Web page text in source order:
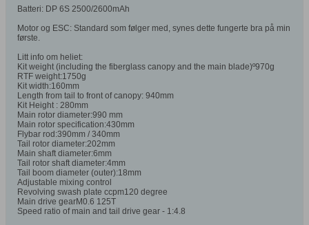
Batteri: DP 6S 2500/2600mAh
Motor og ESC: Standard som følger med, synes dette fungerte bra på min
første.
Litt info om heliet:
Kit weight (including the fiberglass canopy and the main blade)º970g
RTF weight:1750g
Kit width:160mm
Length from tail to front of canopy: 940mm
Kit Height : 280mm
Main rotor diameter:990 mm
Main rotor specification:430mm
Flybar rod:390mm / 340mm
Tail rotor diameter:202mm
Main shaft diameter:6mm
Tail rotor shaft diameter:4mm
Tail boom diameter (outer):18mm
Adjustable mixing control
Revolving swash plate ccpm120 degree
Main drive gearM0.6 125T
Speed ratio of main and tail drive gear - 1:4.8